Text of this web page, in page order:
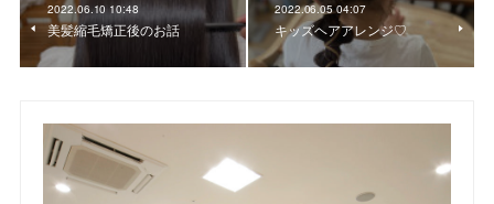
2022.06.10 10:48
美髪縮毛矯正後のお話
2022.06.05 04:07
キッズヘアアレンジ♡